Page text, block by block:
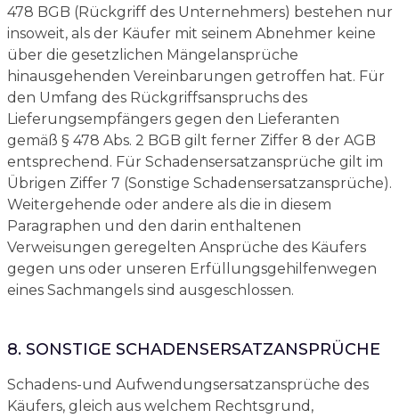
478 BGB (Rückgriff des Unternehmers) bestehen nur
insoweit, als der Käufer mit seinem Abnehmer keine
über die gesetzlichen Mängelansprüche
hinausgehenden Vereinbarungen getroffen hat. Für
den Umfang des Rückgriffsanspruchs des
Lieferungsempfängers gegen den Lieferanten
gemäß § 478 Abs. 2 BGB gilt ferner Ziffer 8 der AGB
entsprechend. Für Schadensersatzansprüche gilt im
Übrigen Ziffer 7 (Sonstige Schadensersatzansprüche).
Weitergehende oder andere als die in diesem
Paragraphen und den darin enthaltenen
Verweisungen geregelten Ansprüche des Käufers
gegen uns oder unseren Erfüllungsgehilfenwegen
eines Sachmangels sind ausgeschlossen.
8. SONSTIGE SCHADENSERSATZANSPRÜCHE
Schadens-und Aufwendungsersatzansprüche des
Käufers, gleich aus welchem Rechtsgrund,